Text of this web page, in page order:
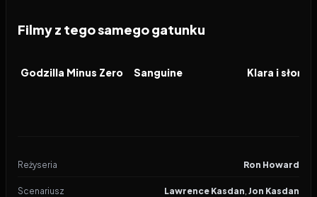
Filmy z tego samego gatunku
FILM
Godzilla Minus Zero FILM
Sanguine FILM
Klara i słońce
Reżyseria Ron Howard
Scenariusz Lawrence Kasdan, Jon Kasdan